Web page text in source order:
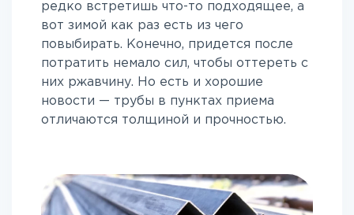
редко встретишь что-то подходящее, а
вот зимой как раз есть из чего
повыбирать. Конечно, придется после
потратить немало сил, чтобы оттереть с
них ржавчину. Но есть и хорошие
новости — трубы в пунктах приема
отличаются толщиной и прочностью.